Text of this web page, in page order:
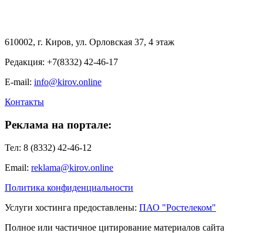
610002, г. Киров, ул. Орловская 37, 4 этаж
Редакция: +7(8332) 42-46-17
E-mail: info@kirov.online
Контакты
Реклама на портале:
Тел: 8 (8332) 42-46-12
Email: reklama@kirov.online
Политика конфиденциальности
Услуги хостинга предоставлены: ПАО "Ростелеком"
Полное или частичное цитирование материалов сайта